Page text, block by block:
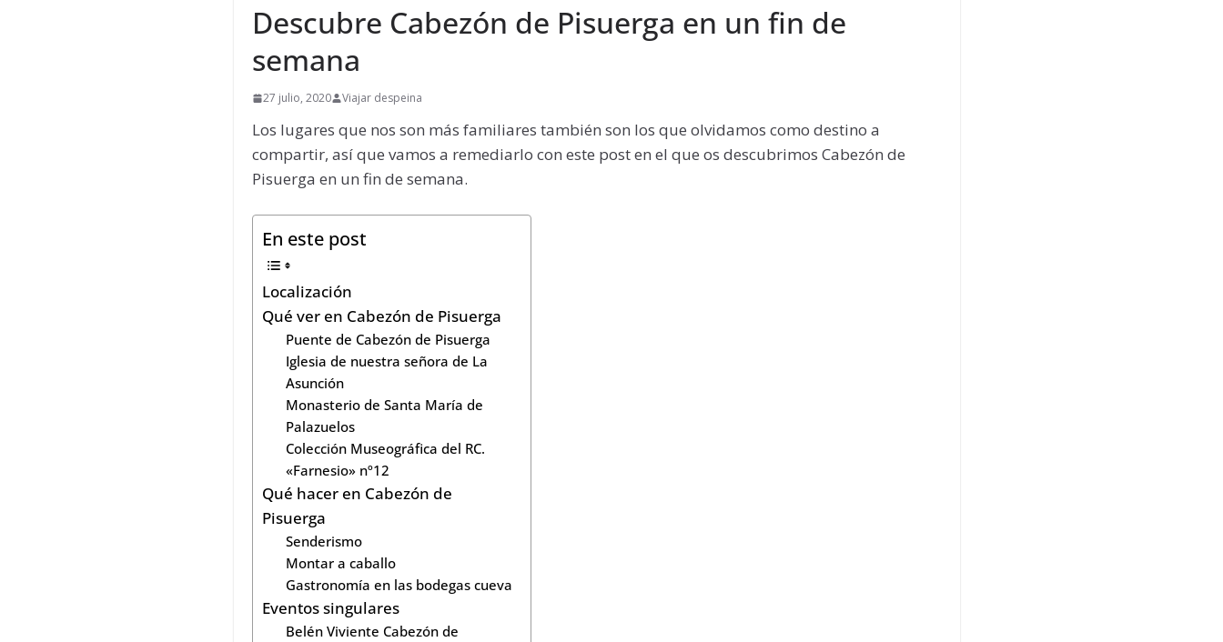
Descubre Cabezón de Pisuerga en un fin de
semana
27 julio, 2020 Viajar despeina
Los lugares que nos son más familiares también son los que olvidamos como destino a
compartir, así que vamos a remediarlo con este post en el que os descubrimos Cabezón de
Pisuerga en un fin de semana.
En este post
Localización
Qué ver en Cabezón de Pisuerga
Puente de Cabezón de Pisuerga
Iglesia de nuestra señora de La
Asunción
Monasterio de Santa María de
Palazuelos
Colección Museográfica del RC.
«Farnesio» nº12
Qué hacer en Cabezón de
Pisuerga
Senderismo
Montar a caballo
Gastronomía en las bodegas cueva
Eventos singulares
Belén Viviente Cabezón de